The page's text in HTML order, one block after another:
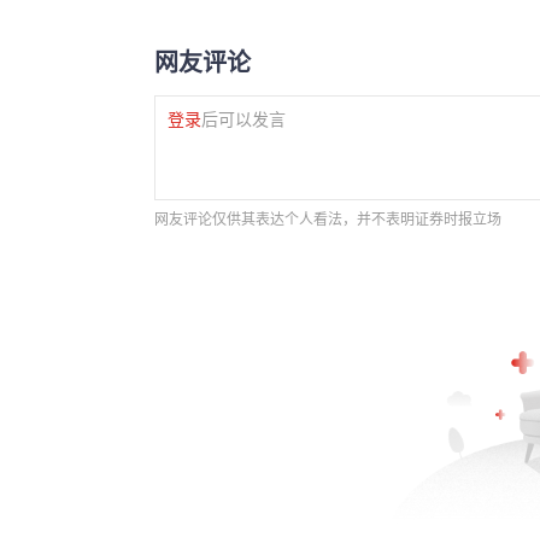
网友评论
登录后可以发言
网友评论仅供其表达个人看法，并不表明证券时报立场